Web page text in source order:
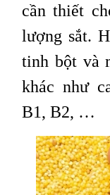
cần thiết
lượng sắt.
tinh bột và
khác như
B1, B2, …